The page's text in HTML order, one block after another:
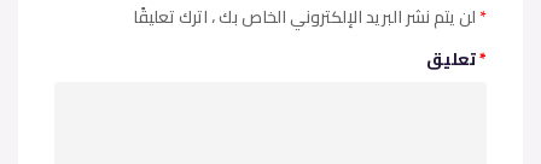
لن يتم نشر البريد الإلكتروني الخاص بك*
*